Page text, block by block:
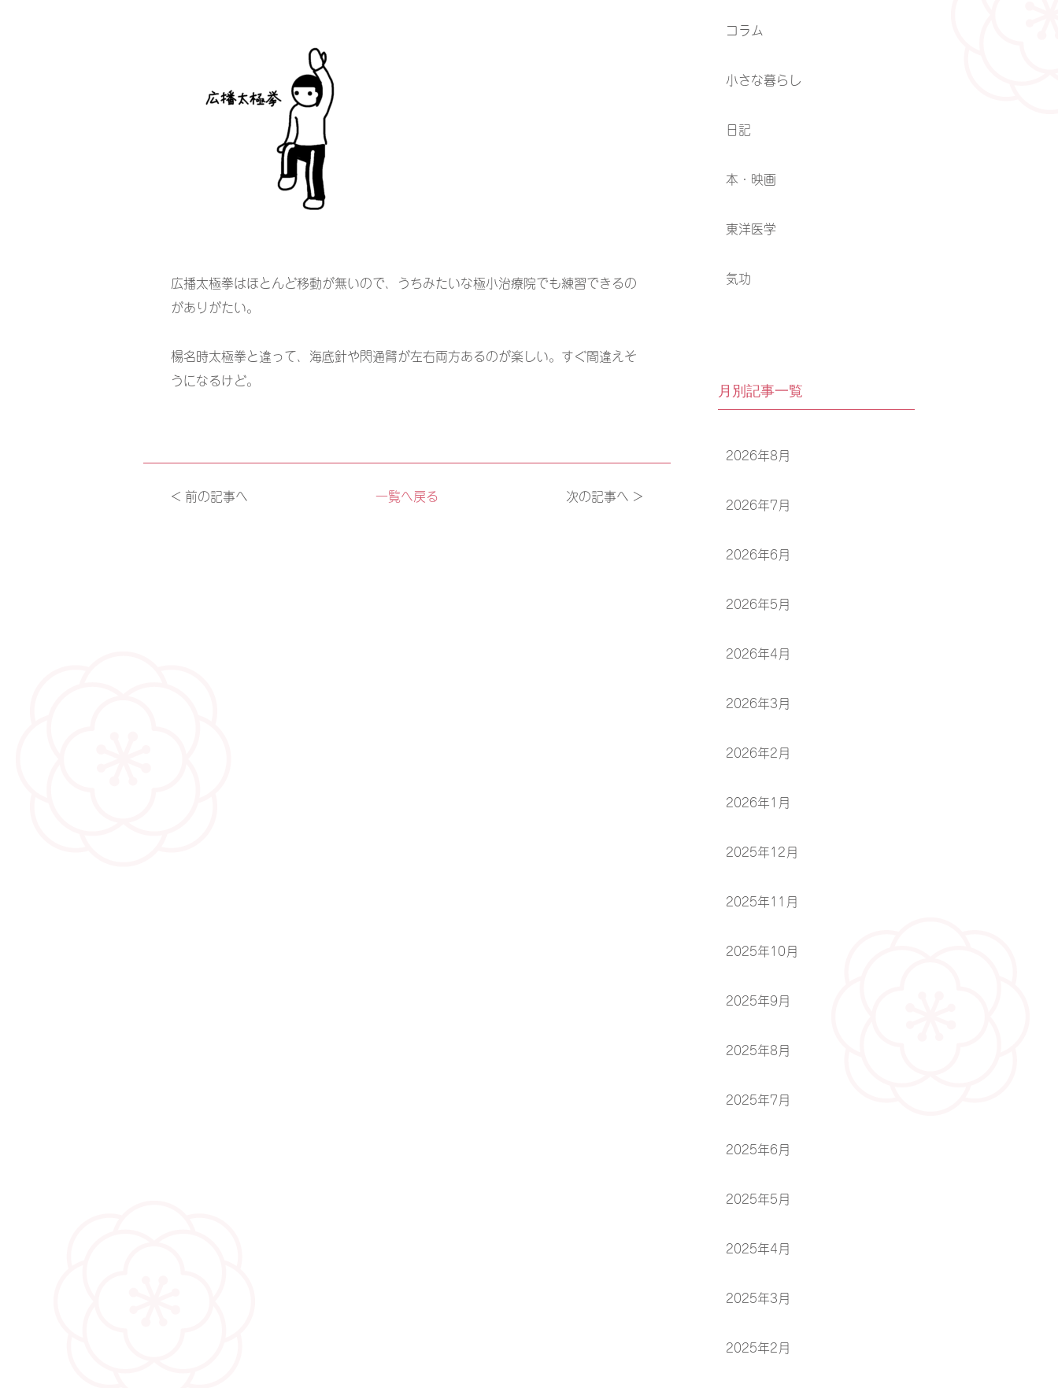
広播太極拳はほとんど移動が無いので、うちみたいな極小治療院でも練習できるの
がありがたい。
楊名時太極拳と違って、海底針や閃通臂が左右両方あるのが楽しい。すぐ間違えそ
うになるけど。
< 前の記事へ 一覧へ戻る 次の記事へ >
コラム
小さな暮らし
日記
本・映画
東洋医学
気功
月別記事一覧
2026年8月
2026年7月
2026年6月
2026年5月
2026年4月
2026年3月
2026年2月
2026年1月
2025年12月
2025年11月
2025年10月
2025年9月
2025年8月
2025年7月
2025年6月
2025年5月
2025年4月
2025年3月
2025年2月